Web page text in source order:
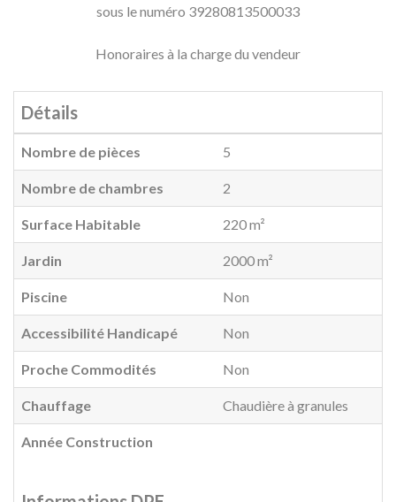
sous le numéro 39280813500033
Honoraires à la charge du vendeur
Détails
Nombre de pièces 5
Nombre de chambres 2
Surface Habitable 220 m²
Jardin 2000 m²
Piscine Non
Accessibilité Handicapé Non
Proche Commodités Non
Chauffage Chaudière à granules
Année Construction